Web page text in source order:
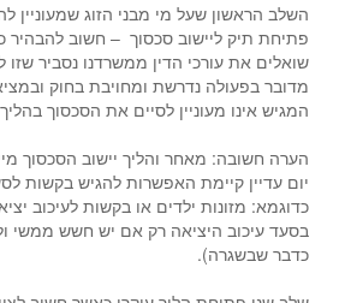
השלב הראשון שעל מי מבני הזוג
פתיחת תיק ליישוב סכסוך – חשוב להבהיר
שואלים את עורכי הדין ממשרדנו נסביר
מדובר בפעולה נדרשת ומחויבת בחוק
המגיש אינו מעוניין לסיים את הסכסוך
יום עדיין קיימת האפשרות להגיש בקשות
כדוגמא: מזונות ילדים או בקשות לעיכוב
בסעד עיכוב היציאה רק אם יש חשש ממשי
כדבר שבשגרה).